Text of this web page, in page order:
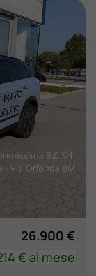
26.900 €
€ al mese